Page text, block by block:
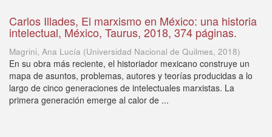
Carlos Illades, El marxismo en México: una historia
intelectual, México, Taurus, 2018, 374 páginas.
Magrini, Ana Lucía (Universidad Nacional de Quilmes, 2018)
En su obra más reciente, el historiador mexicano construye un
mapa de asuntos, problemas, autores y teorías producidas a lo
largo de cinco generaciones de intelectuales marxistas. La
primera generación emerge al calor de ...